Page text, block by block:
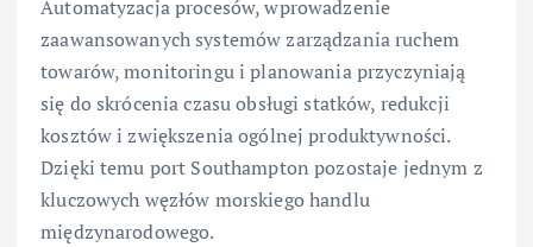
Automatyzacja procesów, wprowadzenie
zaawansowanych systemów zarządzania ruchem
towarów, monitoringu i planowania przyczyniają
się do skrócenia czasu obsługi statków, redukcji
kosztów i zwiększenia ogólnej produktywności.
Dzięki temu port Southampton pozostaje jednym z
kluczowych węzłów morskiego handlu
międzynarodowego.